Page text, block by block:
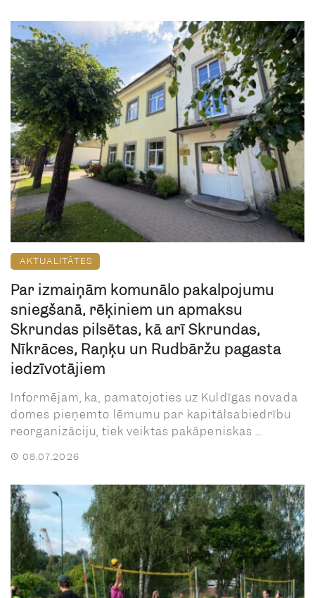
AKTUALITĀTES
Par izmaiņām komunālo pakalpojumu
sniegšanā, rēķiniem un apmaksu
Skrundas pilsētas, kā arī Skrundas,
Nīkrāces, Raņķu un Rudbāržu pagasta
iedzīvotājiem
Informējam, ka, pamatojoties uz Kuldīgas novada
domes pieņemto lēmumu par kapitālsabiedrību
reorganizāciju, tiek veiktas pakāpeniskas ...
08.07.2026